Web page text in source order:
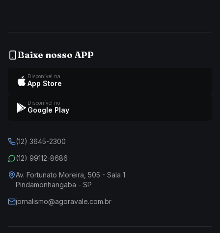
Baixe nosso APP
Disponível na
App Store
Disponível no
Google Play
(12) 3645-2300
(12) 99112-8686
Av. Fortunato Moreira, 505 - Sala 1
Pindamonhangaba - SP
jornalismo@agoravale.com.br